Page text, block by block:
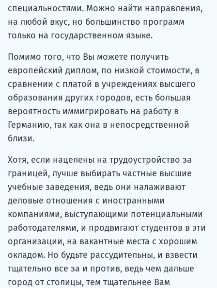
специальностями. Можно найти направления,
на любой вкус, но большинство программ
только на государственном языке.
Помимо того, что Вы можете получить
европейский диплом, по низкой стоимости, в
сравнении с платой в учреждениях высшего
образования других городов, есть большая
вероятность иммигрировать на работу в
Германию, так как она в непосредственной
близи.
Хотя, если нацелены на трудоустройство за
границей, лучше выбирать частные высшие
учебные заведения, ведь они налаживают
деловые отношения с иностранными
компаниями, выступающими потенциальными
работодателями, и продвигают студентов в эти
организации, на вакантные места с хорошим
окладом. Но будьте рассудительны, и взвести
тщательно все за и против, ведь чем дальше
город от столицы, тем тщательнее Вам